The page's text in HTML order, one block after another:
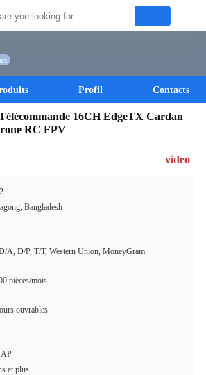
Profil Contacts
16CH EdgeTX Cardan
RC FPV
video
Bangladesh
A, D/P, T/T, Western Union, MoneyGram
pièces/mois.
ouvrables
et plus